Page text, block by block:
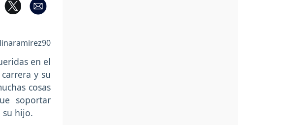
en el
y su
cosas
soportar
su hijo.